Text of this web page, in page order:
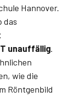
Hannover.
das
unauffällig.
wie die
Röntgenbild